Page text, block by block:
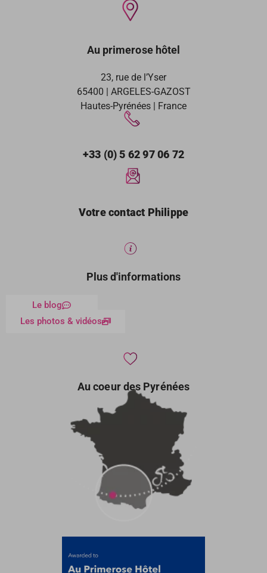
Au primerose hôtel
23, rue de l’Yser
65400 | ARGELES-GAZOST
Hautes-Pyrénées | France
+33 (0) 5 62 97 06 72
Votre contact Philippe
Plus d'informations
Le blog
Les photos & vidéos
Au coeur des Pyrénées